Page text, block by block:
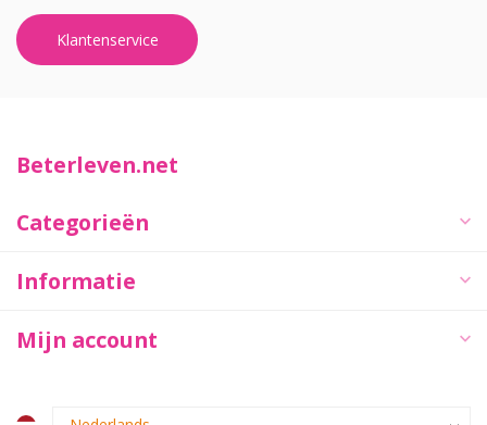
Klantenservice
Beterleven.net
Categorieën
Informatie
Mijn account